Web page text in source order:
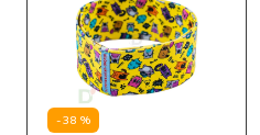
-38%